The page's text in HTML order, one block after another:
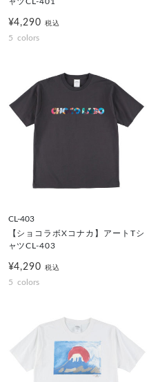
¥4,290税込
5 colors
CL-403
【ショコラボXコナカ】アートTシ
ャツCL-403
¥4,290税込
5 colors